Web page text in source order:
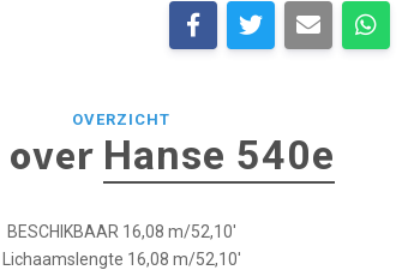
OVERZICHT
over Hanse 540e
BESCHIKBAAR 16,08 m/52,10′
Lichaamslengte 16,08 m/52,10′